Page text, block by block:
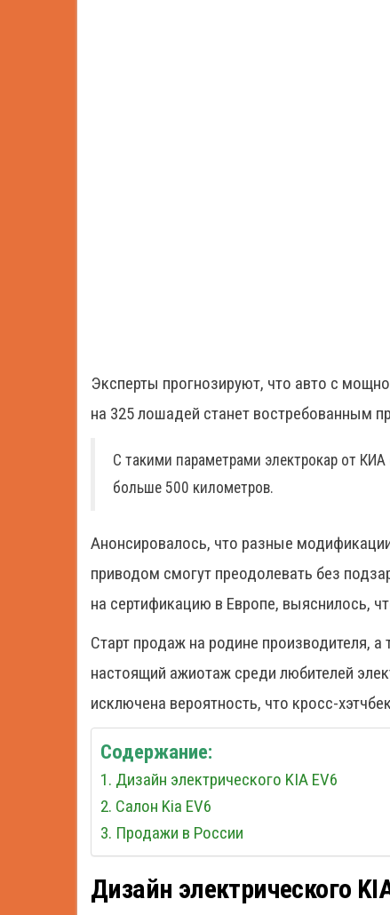
Эксперты прогнозируют, что авто с
на 325 лошадей станет востребованным
С такими параметрами электрокар от
больше 500 километров.
Анонсировалось, что разные
приводом смогут преодолевать без
на сертификацию в Европе, выяснилось,
Старт продаж на родине производителя,
настоящий ажиотаж среди любителей
исключена вероятность, что кросс-
Содержание:
Дизайн электрического KIA EV6
Салон Kia EV6
Продажи в России
Дизайн электрического